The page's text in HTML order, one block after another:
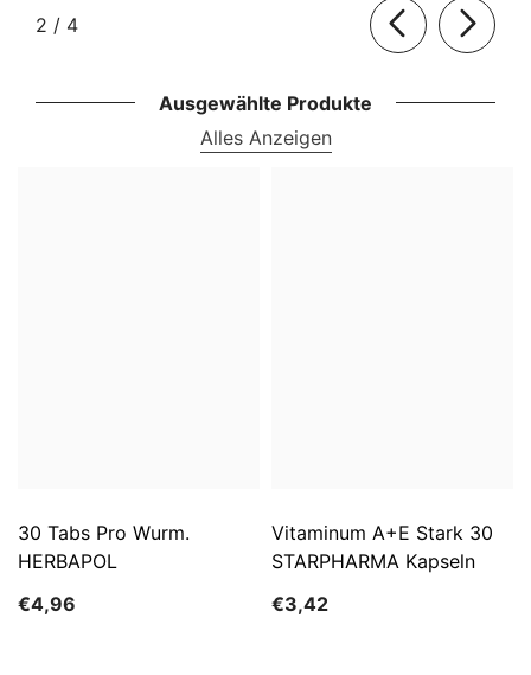
2 / von
4
Ausgewählte Produkte
Alles Anzeigen
30 Tabs Pro Wurm.
HERBAPOL
€4,96
Vitaminum A+E Stark 30
STARPHARMA Kapseln
€3,42